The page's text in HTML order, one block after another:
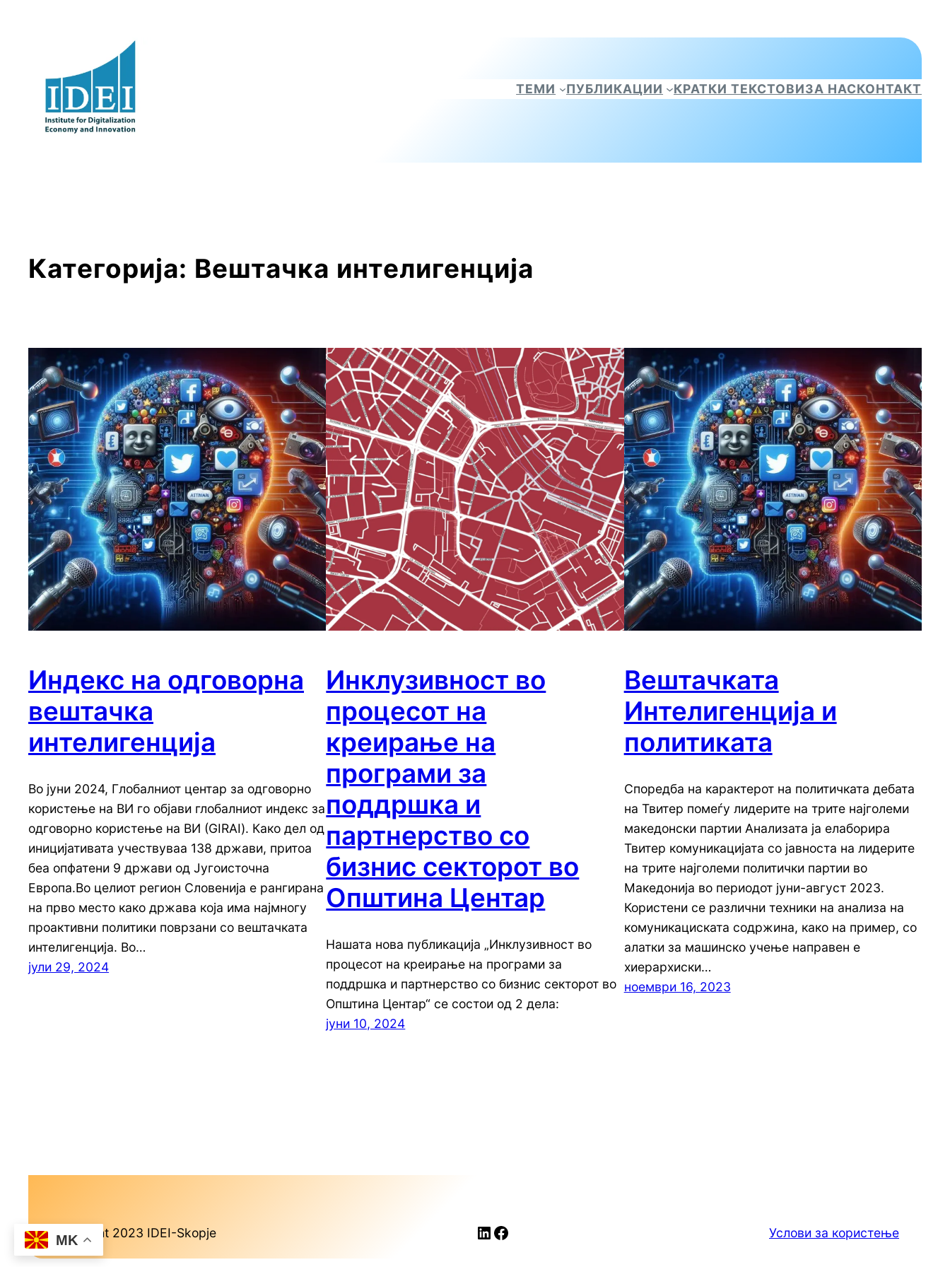
ТЕМИ ПУБЛИКАЦИИ КРАТКИ ТЕКСТОВИЗА НАСКОНТАКТ
Категорија: Вештачка интелигенција
Индекс на одговорна
вештачка
интелигенција
Во јуни 2024, Глобалниот центар за одговорно
користење на ВИ го објави глобалниот индекс за
одговорно користење на ВИ (GIRAI). Како дел од
иницијативата учествуваа 138 држави, притоа
беа опфатени 9 држави од Југоисточна
Европа.Во целиот регион Словенија е рангирана
на прво место како држава која има најмногу
проактивни политики поврзани со вештачката
интелигенција. Во…
јули 29, 2024
Инклузивност во
процесот на
креирање на
програми за
поддршка и
партнерство со
бизнис секторот во
Општина Центар
Нашата нова публикација „Инклузивност во
процесот на креирање на програми за
поддршка и партнерство со бизнис секторот во
Општина Центар“ се состои од 2 дела:
јуни 10, 2024
Вештачката
Интелигенција и
политиката
Споредба на карактерот на политичката дебата
на Твитер помеѓу лидерите на трите најголеми
македонски партии Анализата ја елаборира
Твитер комуникацијата со јавноста на лидерите
на трите најголеми политички партии во
Македонија во периодот јуни-август 2023.
Користени се различни техники на анализа на
комуникациската содржина, како на пример, со
алатки за машинско учење направен е
хиерархиски…
ноември 16, 2023
Copyright 2023 IDEI-Skopje LinkedIn
Facebook Услови за користење
MK